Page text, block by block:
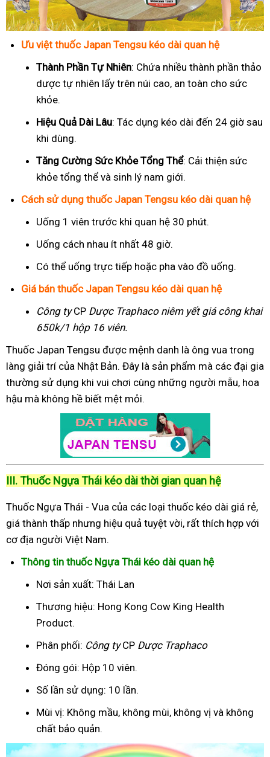
Ưu việt thuốc Japan Tengsu kéo dài quan hệ
Thành Phần Tự Nhiên: Chứa nhiều thành phần thảo
dược tự nhiên lấy trên núi cao, an toàn cho sức
khỏe.
Hiệu Quả Dài Lâu: Tác dụng kéo dài đến 24 giờ sau
khi dùng.
Tăng Cường Sức Khỏe Tổng Thể: Cải thiện sức
khỏe tổng thể và sinh lý nam giới.
Cách sử dụng thuốc Japan Tengsu kéo dài quan hệ
Uống 1 viên trước khi quan hệ 30 phút.
Uống cách nhau ít nhất 48 giờ.
Có thể uống trực tiếp hoặc pha vào đồ uống.
Giá bán thuốc Japan Tengsu kéo dài quan hệ
Công tyCP Dược Traphaconiêm yết giá công khai
650k/1 hộp 16 viên.
Thuốc Japan Tengsu được mệnh danh là ông vua trong
làng giải trí của Nhật Bản. Đây là sản phẩm mà các đại gia
thường sử dụng khi vui chơi cùng những người mẫu, hoa
hậu mà không hề biết mệt mỏi.
III. Thuốc Ngựa Thái kéo dài thời gian quan hệ
Thuốc Ngựa Thái - Vua của các loại thuốc kéo dài giá rẻ,
giá thành thấp nhưng hiệu quả tuyệt vời, rất thích hợp với
cơ địa người Việt Nam.
Thông tin thuốc Ngựa Thái kéo dài quan hệ
Nơi sản xuất: Thái Lan
Thương hiệu: Hong Kong Cow King Health
Product.
Phân phối: Công tyCP Dược Traphaco
Đóng gói: Hộp 10 viên.
Số lần sử dụng: 10 lần.
Mùi vị: Không mầu, không mùi, không vị và không
chất bảo quản.